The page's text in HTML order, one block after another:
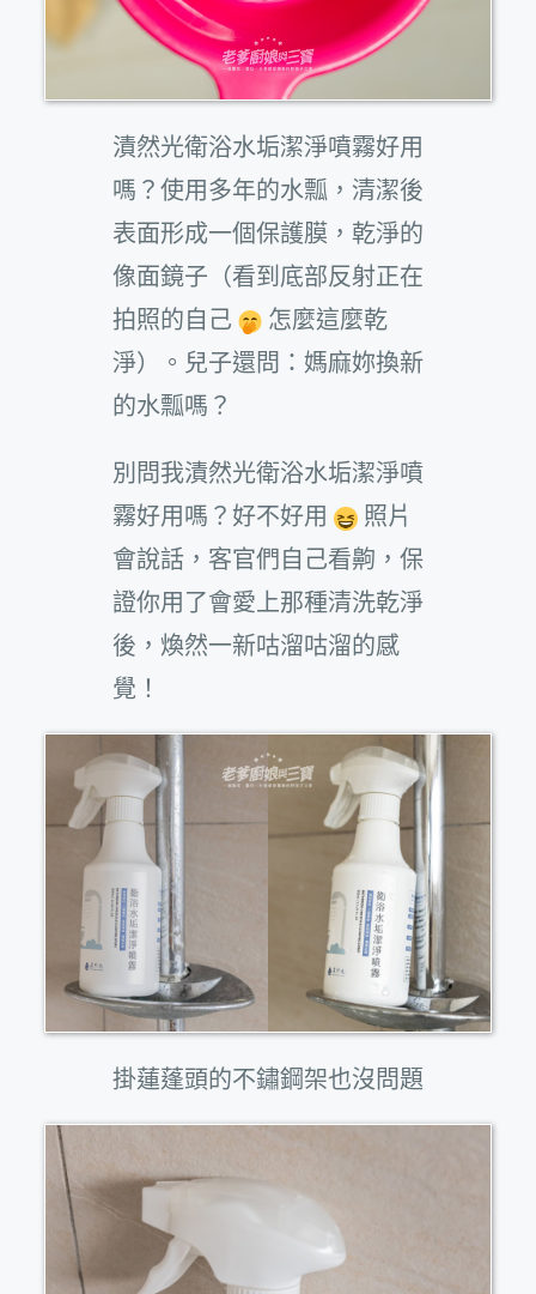
漬然光衛浴水垢潔淨噴霧好用
嗎？使用多年的水瓢，清潔後
表面形成一個保護膜，乾淨的
像面鏡子（看到底部反射正在
拍照的自己
怎麼這麼乾
淨）。兒子還問：媽麻妳換新
的水瓢嗎？
別問我漬然光衛浴水垢潔淨噴
霧好用嗎？好不好用
照片
會說話，客官們自己看齁，保
證你用了會愛上那種清洗乾淨
後，煥然一新咕溜咕溜的感
覺！
掛蓮蓬頭的不鏽鋼架也沒問題